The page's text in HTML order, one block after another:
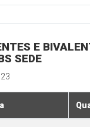
E
SEDE